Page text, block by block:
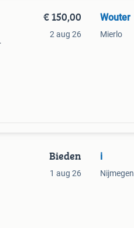
€ 150,00
2 aug 26
Wouter
Mierlo
Bieden
1 aug 26
i
Nijmegen